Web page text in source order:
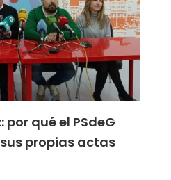
qué el PSdeG
propias actas